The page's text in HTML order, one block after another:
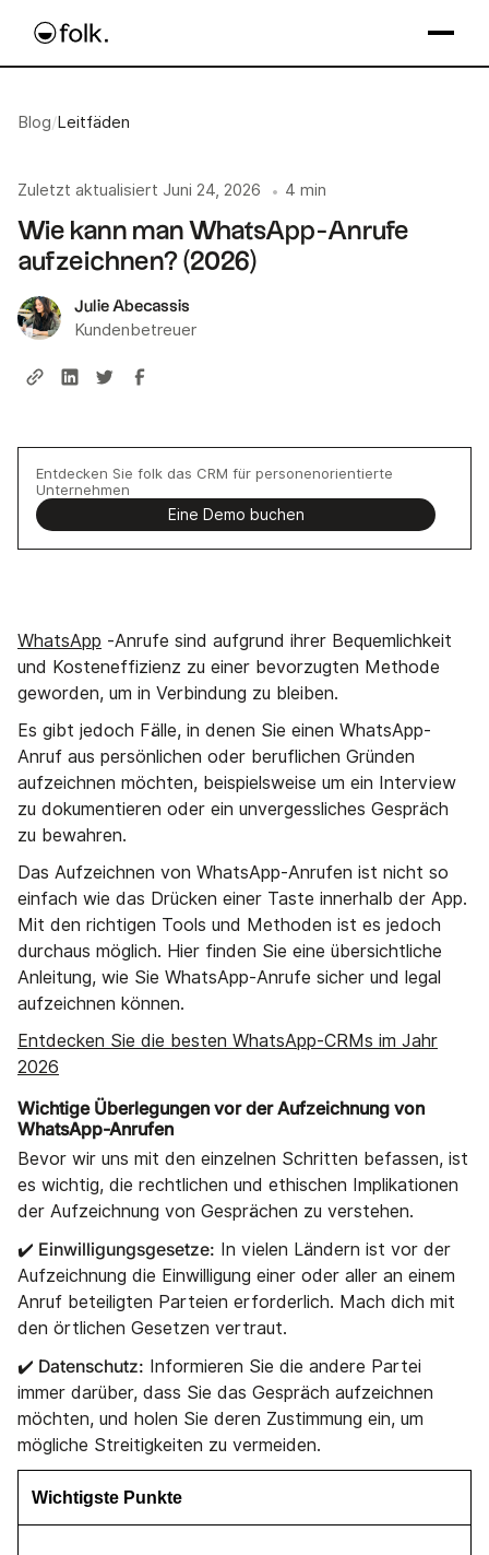
Blog/Leitfäden
Zuletzt aktualisiert Juni 24, 2026 • 4 min
Wie kann man WhatsApp-Anrufe
aufzeichnen? (2026)
Julie Abecassis
Kundenbetreuer
Entdecken Sie folk das CRM für personenorientierte
Unternehmen
Eine Demo buchen
WhatsApp -Anrufe sind aufgrund ihrer Bequemlichkeit
und Kosteneffizienz zu einer bevorzugten Methode
geworden, um in Verbindung zu bleiben.
Es gibt jedoch Fälle, in denen Sie einen WhatsApp-
Anruf aus persönlichen oder beruflichen Gründen
aufzeichnen möchten, beispielsweise um ein Interview
zu dokumentieren oder ein unvergessliches Gespräch
zu bewahren.
Das Aufzeichnen von WhatsApp-Anrufen ist nicht so
einfach wie das Drücken einer Taste innerhalb der App.
Mit den richtigen Tools und Methoden ist es jedoch
durchaus möglich. Hier finden Sie eine übersichtliche
Anleitung, wie Sie WhatsApp-Anrufe sicher und legal
aufzeichnen können.
Entdecken Sie die besten WhatsApp-CRMs im Jahr
2026
Wichtige Überlegungen vor der Aufzeichnung von
WhatsApp-Anrufen
Bevor wir uns mit den einzelnen Schritten befassen, ist
es wichtig, die rechtlichen und ethischen Implikationen
der Aufzeichnung von Gesprächen zu verstehen.
✔️ Einwilligungsgesetze: In vielen Ländern ist vor der
Aufzeichnung die Einwilligung einer oder aller an einem
Anruf beteiligten Parteien erforderlich. Mach dich mit
den örtlichen Gesetzen vertraut.
✔️ Datenschutz: Informieren Sie die andere Partei
immer darüber, dass Sie das Gespräch aufzeichnen
möchten, und holen Sie deren Zustimmung ein, um
mögliche Streitigkeiten zu vermeiden.
Wichtigste Punkte